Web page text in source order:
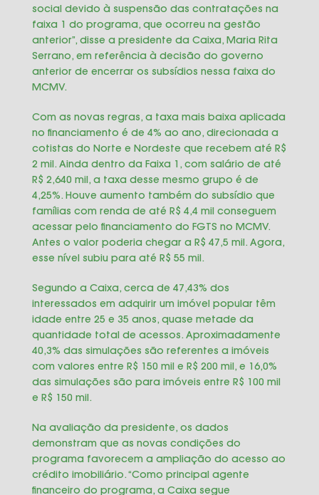
social devido à suspensão das contratações na
faixa 1 do programa, que ocorreu na gestão
anterior”, disse a presidente da Caixa, Maria Rita
Serrano, em referência à decisão do governo
anterior de encerrar os subsídios nessa faixa do
MCMV.
Com as novas regras, a taxa mais baixa aplicada
no financiamento é de 4% ao ano, direcionada a
cotistas do Norte e Nordeste que recebem até R$
2 mil. Ainda dentro da Faixa 1, com salário de até
R$ 2,640 mil, a taxa desse mesmo grupo é de
4,25%. Houve aumento também do subsídio que
famílias com renda de até R$ 4,4 mil conseguem
acessar pelo financiamento do FGTS no MCMV.
Antes o valor poderia chegar a R$ 47,5 mil. Agora,
esse nível subiu para até R$ 55 mil.
Segundo a Caixa, cerca de 47,43% dos
interessados em adquirir um imóvel popular têm
idade entre 25 e 35 anos, quase metade da
quantidade total de acessos. Aproximadamente
40,3% das simulações são referentes a imóveis
com valores entre R$ 150 mil e R$ 200 mil, e 16,0%
das simulações são para imóveis entre R$ 100 mil
e R$ 150 mil.
Na avaliação da presidente, os dados
demonstram que as novas condições do
programa favorecem a ampliação do acesso ao
crédito imobiliário. “Como principal agente
financeiro do programa, a Caixa segue